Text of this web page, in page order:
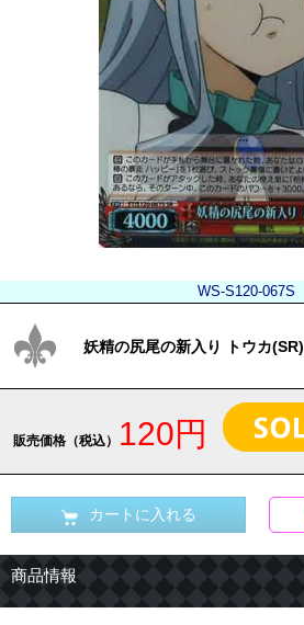
WS-S120-067S
妖精の尻尾の新入り トウカ(SR)
販売価格（税込） 120円
カートに入れる
商品情報